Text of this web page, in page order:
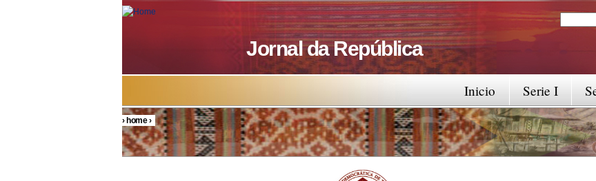
Jornal da República
Serie I
Inicio
You are here
›home›